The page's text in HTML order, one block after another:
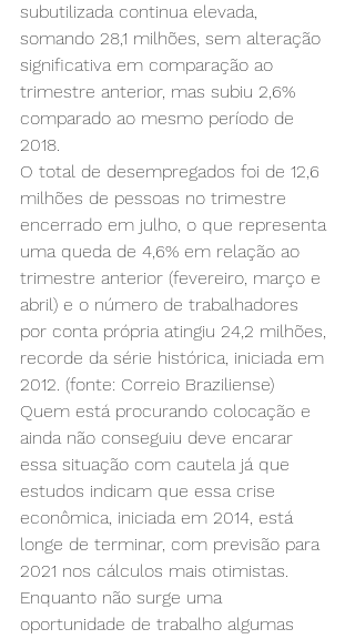
subutilizada continua elevada,
somando 28,1 milhões, sem alteração
significativa em comparação ao
trimestre anterior, mas subiu 2,6%
comparado ao mesmo período de
2018.
O total de desempregados foi de 12,6
milhões de pessoas no trimestre
encerrado em julho, o que representa
uma queda de 4,6% em relação ao
trimestre anterior (fevereiro, março e
abril) e o número de trabalhadores
por conta própria atingiu 24,2 milhões,
recorde da série histórica, iniciada em
2012. (fonte: Correio Braziliense)
Quem está procurando colocação e
ainda não conseguiu deve encarar
essa situação com cautela já que
estudos indicam que essa crise
econômica, iniciada em 2014, está
longe de terminar, com previsão para
2021 nos cálculos mais otimistas.
Enquanto não surge uma
oportunidade de trabalho algumas